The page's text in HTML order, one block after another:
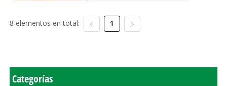
8 elementos en total: 1
Categorías